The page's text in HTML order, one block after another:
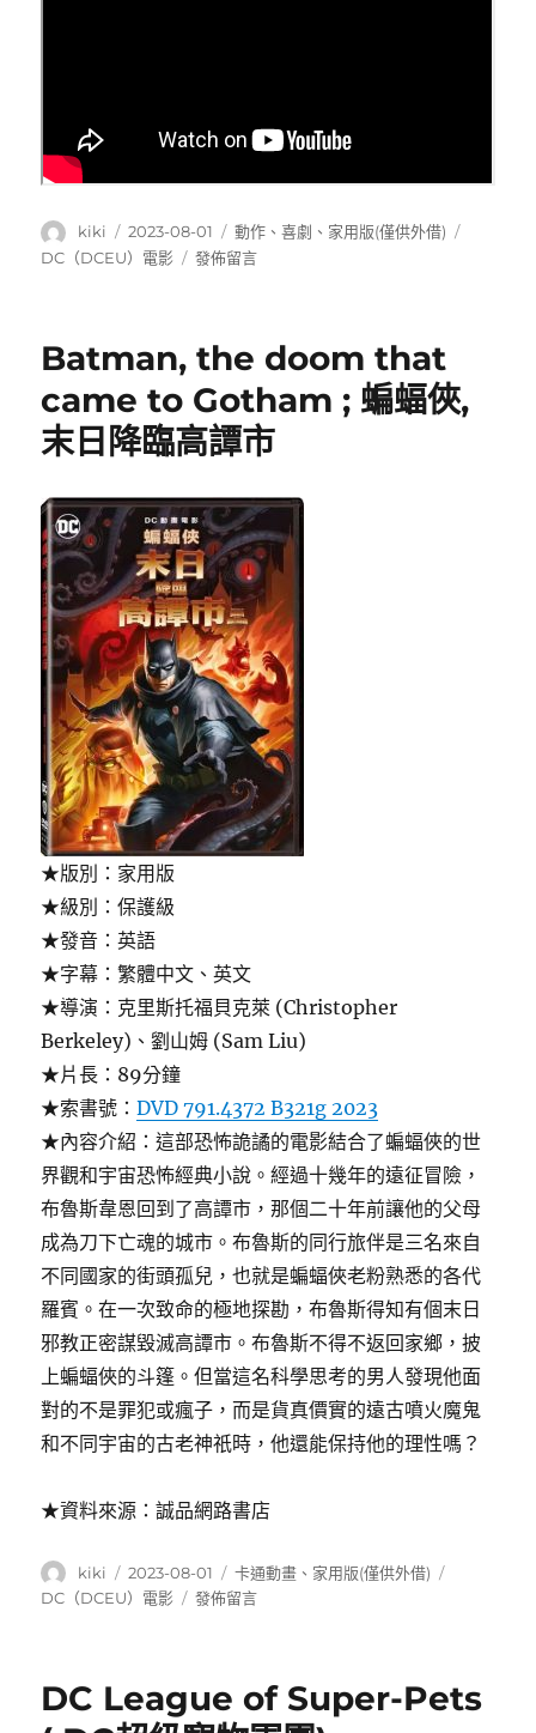
作
者
kiki
發
佈
2023-08-01
分
類
動作 、喜劇 、 家用版(僅供外借)
DC（DCEU）電影
在
the
;
沙
贊!
神
之
怒〉
發佈留言
Batman, the doom that
came to Gotham ; 蝙蝠俠,
末日降臨高譚市
★版別：家用版
★級別：保護級
★發音：英語
★字幕：繁體中文、英文
★導演：克里斯托福貝克萊 (Christopher
Berkeley)、劉山姆 (Sam Liu)
★片長：89分鐘
★索書號：DVD 791.4372 B321g 2023
★內容介紹：這部恐怖詭譎的電影結合了蝙蝠俠的世
界觀和宇宙恐怖經典小說。經過十幾年的遠征冒險，
布魯斯韋恩回到了高譚市，那個二十年前讓他的父母
成為刀下亡魂的城市。布魯斯的同行旅伴是三名來自
不同國家的街頭孤兒，也就是蝙蝠俠老粉熟悉的各代
羅賓。在一次致命的極地探勘，布魯斯得知有個末日
邪教正密謀毀滅高譚市。布魯斯不得不返回家鄉，披
上蝙蝠俠的斗篷。但當這名科學思考的男人發現他面
對的不是罪犯或瘋子，而是貨真價實的遠古噴火魔鬼
和不同宇宙的古老神祇時，他還能保持他的理性嗎？
★資料來源：誠品網路書店
作
者
kiki
發
佈
2023-08-01
分
類
卡通動畫 、 家用版(僅供外借)
DC（DCEU）電影
在
that
came
發佈留言
DC League of Super-Pets